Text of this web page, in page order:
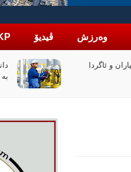
وەرزش ڤیدیۆ
دانە گاز: لە نیوەی یەکەمی 2026 قازانجمان